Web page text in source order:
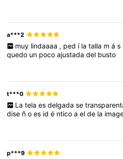
a***2
muy lindaaaa , ped í la talla m á s
quedo un pocoajustadadel busto
t***0
La tela es delgada se
dise ñoes idé nticoaelde la
p***9